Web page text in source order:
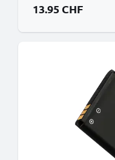
13.95 CHF